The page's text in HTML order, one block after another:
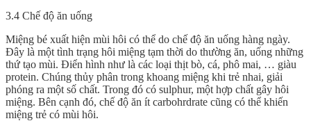
3.4 Chế độ ăn uống
Miệng bé xuất hiện mùi hôi có thể do chế độ ăn uống hàng ngày.
Đây là một tình trạng hôi miệng tạm thời do thường ăn, uống những
thứ tạo mùi. Điển hình như là các loại thịt bò, cá, phô mai, … giàu
protein. Chúng thủy phân trong khoang miệng khi trẻ nhai, giải
phóng ra một số chất. Trong đó có sulphur, một hợp chất gây hôi
miệng. Bên cạnh đó, chế độ ăn ít carbohrdrate cũng có thể khiến
miệng trẻ có mùi hôi.